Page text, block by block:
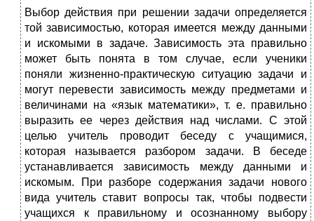
Выбор действия при решении задачи определяется
той зависи­мостью, которая имеется между данными
и искомыми в задаче. Зависимость эта правильно
может быть понята в том случае, если ученики
поняли жизненно-практическую ситуацию задачи и
могут перевести зависимость между предметами и
величинами на «язык математики», т. е. правильно
выразить ее через действия над числами. С этой
целью учитель проводит беседу с учащимися,
которая называется разбором задачи. В беседе
устанавливается зависимость между данными и
искомым. При разборе содержания задачи нового
вида учитель ставит вопросы так, чтобы подвести
учащихся к правильному и осознанному выбору